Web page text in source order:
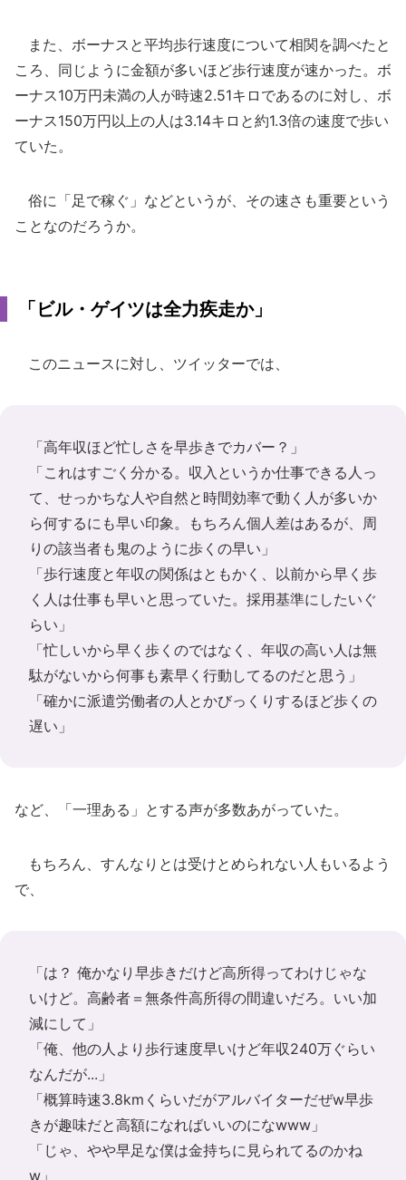
また、ボーナスと平均歩行速度について相関を調べたと
ころ、同じように金額が多いほど歩行速度が速かった。ボ
ーナス10万円未満の人が時速2.51キロであるのに対し、ボ
ーナス150万円以上の人は3.14キロと約1.3倍の速度で歩い
ていた。
俗に「足で稼ぐ」などというが、その速さも重要という
ことなのだろうか。
「ビル・ゲイツは全力疾走か」
このニュースに対し、ツイッターでは、
「高年収ほど忙しさを早歩きでカバー？」
「これはすごく分かる。収入というか仕事できる人っ
て、せっかちな人や自然と時間効率で動く人が多いか
ら何するにも早い印象。もちろん個人差はあるが、周
りの該当者も鬼のように歩くの早い」
「歩行速度と年収の関係はともかく、以前から早く歩
く人は仕事も早いと思っていた。採用基準にしたいぐ
らい」
「忙しいから早く歩くのではなく、年収の高い人は無
駄がないから何事も素早く行動してるのだと思う」
「確かに派遣労働者の人とかびっくりするほど歩くの
遅い」
など、「一理ある」とする声が多数あがっていた。
もちろん、すんなりとは受けとめられない人もいるよう
で、
「は？ 俺かなり早歩きだけど高所得ってわけじゃな
いけど。高齢者＝無条件高所得の間違いだろ。いい加
減にして」
「俺、他の人より歩行速度早いけど年収240万ぐらい
なんだが...」
「概算時速3.8kmくらいだがアルバイターだぜw早歩
きが趣味だと高額になればいいのになwww」
「じゃ、やや早足な僕は金持ちに見られてるのかね
w」